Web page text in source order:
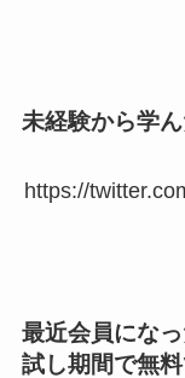
未経験から学
https://
最近会員にな
試し期間で無